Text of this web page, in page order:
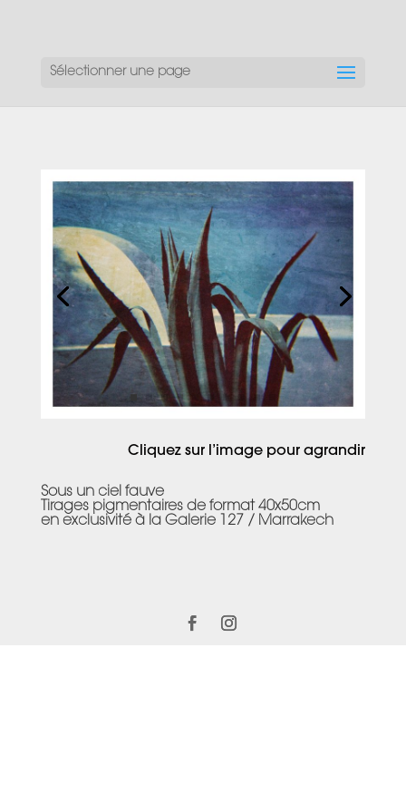
Sélectionner une page
Cliquez sur l’image pour agrandir
Sous un ciel fauve
Tirages pigmentaires de format 40x50cm
en exclusivité à la Galerie 127 / Marrakech